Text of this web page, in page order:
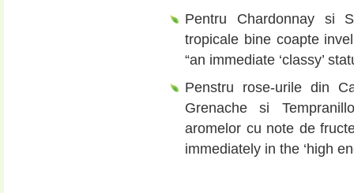
Pentru Chardonnay si
tropicale bine coapte
“an immediate ‘classy’
Penstru rose-urile din
Grenache si
aromelor cu note de
immediately in the ‘high